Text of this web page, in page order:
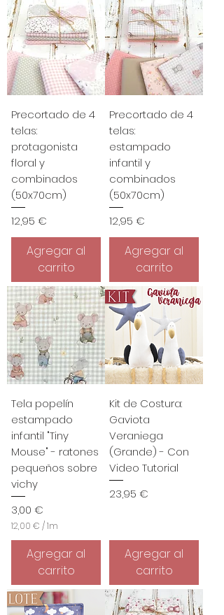
Precortado de 4
telas:
protagonista
floral y
combinados
(50x70cm)
Precio
12,95 €
Agregar al
carrito
Precortado de 4
telas:
estampado
infantil y
combinados
(50x70cm)
Precio
12,95 €
Agregar al
carrito
Tela popelín
estampado
infantil "Tiny
Mouse" - ratones
pequeños sobre
vichy
Precio
3,00 €
12,00 € /1m
€
Agregar al
carrito
Kit de Costura:
Gaviota
Veraniega
(Grande) - Con
Video Tutorial
Precio
23,95 €
Agregar al
carrito